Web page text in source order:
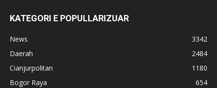
KATEGORI E POPULLARIZUAR
News
3342
Daerah
2484
Cianjurpolitan
1180
Bogor Raya
654